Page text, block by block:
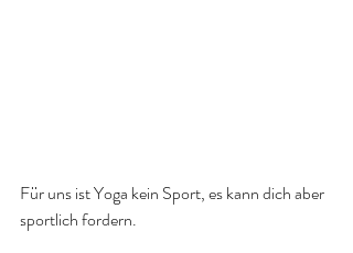
Für uns ist Yoga kein Sport, es kann dich aber
sportlich fordern.